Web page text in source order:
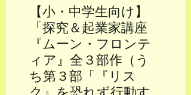
【小・中学生向け】
「探究＆起業家講座
『ムーン・フロンテ
ィア』全３部作（う
ち第３部「『リス
ク』を恐れず行動す